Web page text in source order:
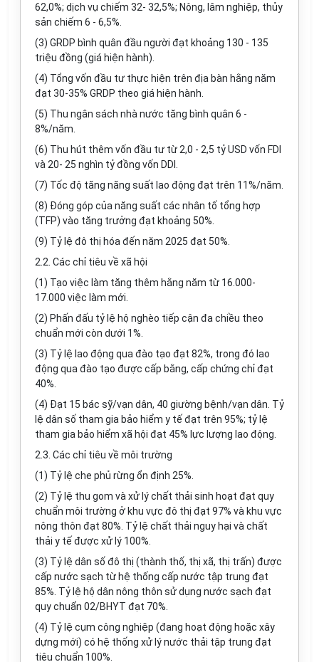
62,0%; dịch vụ chiếm 32- 32,5%; Nông, lâm nghiệp, thủy
sản chiếm 6 - 6,5%.
(3) GRDP bình quân đầu người đạt khoảng 130 - 135
triệu đồng (giá hiện hành).
(4) Tổng vốn đầu tư thực hiện trên địa bàn hằng năm
đạt 30-35% GRDP theo giá hiện hành.
(5) Thu ngân sách nhà nước tăng bình quân 6 -
8%/năm.
(6) Thu hút thêm vốn đầu tư từ 2,0 - 2,5 tỷ USD vốn FDI
và 20- 25 nghìn tỷ đồng vốn DDI.
(7) Tốc độ tăng năng suất lao động đạt trên 11%/năm.
(8) Đóng góp của năng suất các nhân tố tổng hợp
(TFP) vào tăng trưởng đạt khoảng 50%.
(9) Tỷ lệ đô thị hóa đến năm 2025 đạt 50%.
2.2. Các chỉ tiêu về xã hội
(1) Tạo việc làm tăng thêm hằng năm từ 16.000-
17.000 việc làm mới.
(2) Phấn đấu tỷ lệ hộ nghèo tiếp cận đa chiều theo
chuẩn mới còn dưới 1%.
(3) Tỷ lệ lao động qua đào tạo đạt 82%, trong đó lao
động qua đào tạo được cấp bằng, cấp chứng chỉ đạt
40%.
(4) Đạt 15 bác sỹ/vạn dân, 40 giường bệnh/vạn dân. Tỷ
lệ dân số tham gia bảo hiểm y tế đạt trên 95%; tỷ lệ
tham gia bảo hiểm xã hội đạt 45% lực lượng lao động.
2.3. Các chỉ tiêu về môi trường
(1) Tỷ lệ che phủ rừng ổn định 25%.
(2) Tỷ lệ thu gom và xử lý chất thải sinh hoạt đạt quy
chuẩn môi trường ở khu vực đô thị đạt 97% và khu vực
nông thôn đạt 80%. Tỷ lệ chất thải nguy hại và chất
thải y tế được xử lý 100%.
(3) Tỷ lệ dân số đô thị (thành thố, thị xã, thị trấn) được
cấp nước sạch từ hệ thống cấp nước tập trung đạt
85%. Tỷ lệ hộ dân nông thôn sử dụng nước sạch đạt
quy chuẩn 02/BHYT đạt 70%.
(4) Tỷ lệ cụm công nghiệp (đang hoạt động hoặc xây
dựng mới) có hệ thống xử lý nước thải tập trung đạt
tiêu chuẩn 100%.